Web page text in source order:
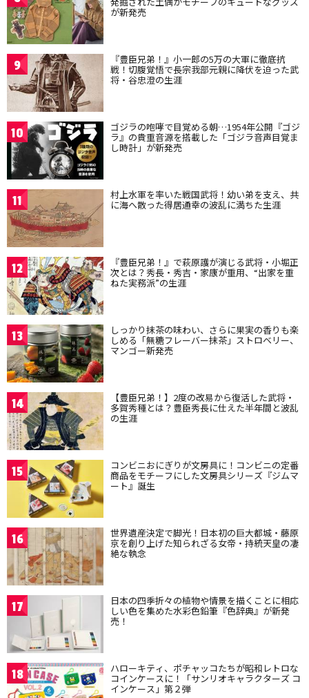
が新発売
9 『豊臣兄弟！』小一郎の5万の大軍に徹底抗
戦！切腹覚悟で長宗我部元親に降伏を迫った武
将・谷忠澄の生涯
10 ゴジラの咆哮で目覚める朝…1954年公開『ゴジ
ラ』の貴重音源を搭載した「ゴジラ音声目覚ま
し時計」が新発売
11 村上水軍を率いた戦国武将！幼い弟を支え、共
に海へ散った得居通幸の波乱に満ちた生涯
12 『豊臣兄弟！』で萩原護が演じる武将・小堀正
次とは？秀長・秀吉・家康が重用、“出家を重
ねた実務派”の生涯
13 しっかり抹茶の味わい、さらに果実の香りも楽
しめる「無糖フレーバー抹茶」ストロベリー、
マンゴー新発売
14 【豊臣兄弟！】2度の改易から復活した武将・
多賀秀種とは？豊臣秀長に仕えた半年間と波乱
の生涯
15 コンビニおにぎりが文房具に！コンビニの定番
商品をモチーフにした文房具シリーズ『ジムマ
ート』誕生
16 世界遺産決定で脚光！日本初の巨大都城・藤原
京を創り上げた知られざる女帝・持統天皇の凄
絶な執念
17 日本の四季折々の植物や情景を描くことに相応
しい色を集めた水彩色鉛筆『色辞典』が新発
売！
18 ハローキティ、ポチャッコたちが昭和レトロな
コインケースに！「サンリオキャラクターズ コ
インケース」第２弾